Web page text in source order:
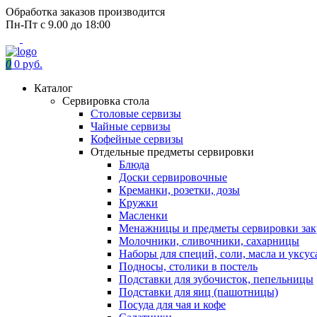
Обработка заказов производится
Пн-Пт с 9.00 до 18:00
0 0 руб.
Каталог
Сервировка стола
Столовые сервизы
Чайные сервизы
Кофейные сервизы
Отдельные предметы сервировки
Блюда
Доски сервировочные
Креманки, розетки, дозы
Кружки
Масленки
Менажницы и предметы сервировки
Молочники, сливочники, сахарницы
Наборы для специй, соли, масла и
Подносы, столики в постель
Подставки для зубочисток, пепельницы
Подставки для яиц (пашотницы)
Посуда для чая и кофе